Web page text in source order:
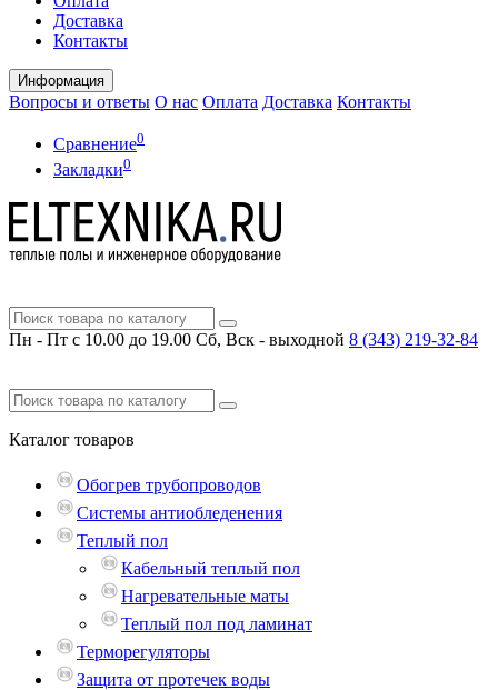
Доставка
Контакты
Информация
Вопросы и ответы О нас Оплата Доставка Контакты
Сравнение0
Закладки0
Пн - Пт с 10.00 до 19.00 Сб, Вск - выходной 8 (343) 219-32-84
Каталог товаров
Обогрев трубопроводов
Системы антиобледенения
Теплый пол
Кабельный теплый пол
Нагревательные маты
Теплый пол под ламинат
Терморегуляторы
Защита от протечек воды